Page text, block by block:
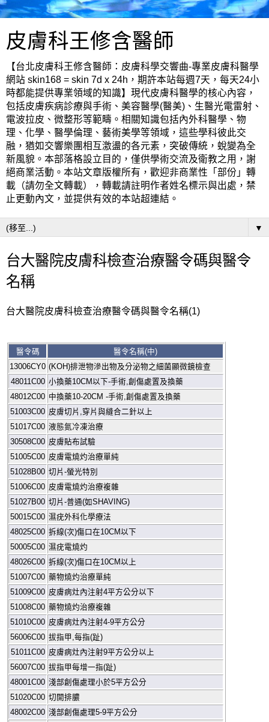
皮膚科王修含醫師
【台北皮膚科王修含醫師：皮膚科學交響曲-專業皮膚科醫學
網站 skin168 = skin 7d x 24h，期許本站每週7天，每天24小
時都能提供專業領域的知識】現代皮膚科醫學的核心內容，
包括皮膚疾病診療與手術、美容醫學(醫美)、生醫光電雷射、
電波拉皮、微整形等範疇。相關知識包括內外科醫學、物
理、化學、醫學倫理、藝術美學等領域，這些學科彼此交
融，猶如交響樂團相互激盪的各元素，突破傳統，蛻變為全
新風貌。本部落格設立目的，僅供學術交流及衛教之用，謝
絕商業活動。本站文章版權所有，歡迎非商業性「部份」轉
載（請勿全文轉載），轉載請註明作者姓名標示與出處，禁
止更動內文，並提供有效的本站超連結。
▼
台大醫院皮膚科檢查治療醫令碼與醫令
名稱
台大醫院皮膚科檢查治療醫令碼與醫令名稱(1)
醫令碼 醫令名稱(中)
13006CY0 (KOH)排泄物滲出物及分泌物之細菌顯微鏡檢查
48011C00 小換藥10CM以下-手術 創傷處置及換藥
48012C00 中換藥10-20CM -手術 創傷處置及換藥
51003C00 皮膚切片 穿片與縫合二針以上
51017C00 液態氮冷凍治療
30508C00 皮膚貼布試驗
51005C00 皮膚電燒灼治療單純
51028B00 切片 -螢光特別
51006C00 皮膚電燒灼治療複雜
51027B00 切片 -普通(如SHAVING)
50015C00 濕疣外科化學療法
48025C00 拆線(次)傷口在10CM以下
50005C00 濕疣電燒灼
48026C00 拆線(次)傷口在10CM以上
51007C00 藥物燒灼治療單純
51009C00 皮膚病灶內注射4平方公分以下
51008C00 藥物燒灼治療複雜
51010C00 皮膚病灶內注射4-9平方公分
56006C00 拔指甲 每指(趾)
51011C00 皮膚病灶內注射9平方公分以上
56007C00 拔指甲每增一指(趾)
48001C00 淺部創傷處理小於5平方公分
51020C00 切開排膿
48002C00 淺部創傷處理5-9平方公分